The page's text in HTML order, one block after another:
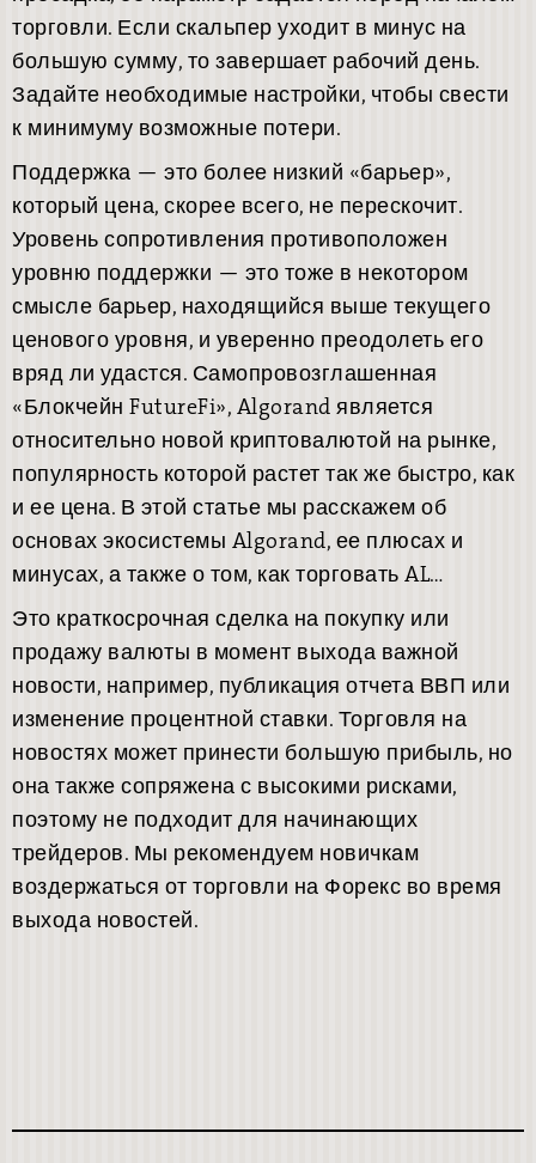
торговли. Если скальпер уходит в минус на
большую сумму, то завершает рабочий день.
Задайте необходимые настройки, чтобы свести
к минимуму возможные потери.
Поддержка — это более низкий «барьер»,
который цена, скорее всего, не перескочит.
Уровень сопротивления противоположен
уровню поддержки — это тоже в некотором
смысле барьер, находящийся выше текущего
ценового уровня, и уверенно преодолеть его
вряд ли удастся. Самопровозглашенная
«Блокчейн FutureFi», Algorand является
относительно новой криптовалютой на рынке,
популярность которой растет так же быстро, как
и ее цена. В этой статье мы расскажем об
основах экосистемы Algorand, ее плюсах и
минусах, а также о том, как торговать AL…
Это краткосрочная сделка на покупку или
продажу валюты в момент выхода важной
новости, например, публикация отчета ВВП или
изменение процентной ставки. Торговля на
новостях может принести большую прибыль, но
она также сопряжена с высокими рисками,
поэтому не подходит для начинающих
трейдеров. Мы рекомендуем новичкам
воздержаться от торговли на Форекс во время
выхода новостей.